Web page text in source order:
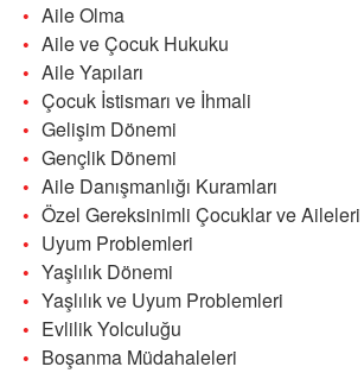
Aile Olma
Aile ve Çocuk Hukuku
Aile Yapıları
Çocuk İstismarı ve İhmali
Gelişim Dönemi
Gençlik Dönemi
Aile Danışmanlığı Kuramları
Özel Gereksinimli Çocuklar ve Aileleri
Uyum Problemleri
Yaşlılık Dönemi
Yaşlılık ve Uyum Problemleri
Evlilik Yolculuğu
Boşanma Müdahaleleri